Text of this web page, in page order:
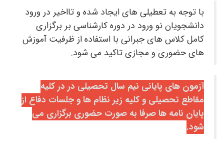
با توجه به تعطیلی های ایجاد شده و تااخیر در ورود
دانشجویان نو ورود در دوره کارشناسی بر برگزاری
کامل کلاس های جبرانی با استفاده از ظرفیت آموزش
های حضوری و مجازی تاکید می شود.
آزمون های پایانی نیم سال تحصیلی در در کلیه
مقاطع تحصیلی و کلیه زیر نظام ها و جلسات دفاع از
پایان نامه ها صرفا به صورت حضوری برگزاری می
شود.